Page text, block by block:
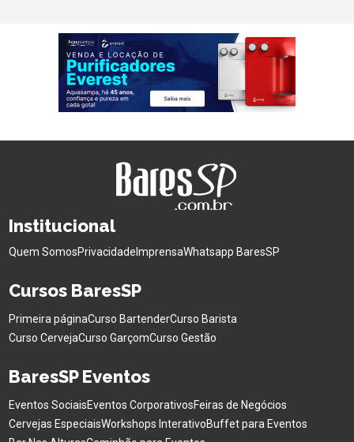
Institucional
Quem SomosPrivacidade ImprensaWhatsapp BaresSP
Cursos BaresSP
Primeira páginaCurso BartenderCurso Barista
Curso CervejaCurso GarçomCurso Gestão
BaresSP Eventos
Eventos SociaisEventos CorporativosFeiras de Negócios
Cervejas EspeciaisWorkshops InterativoBuffet para Eventos